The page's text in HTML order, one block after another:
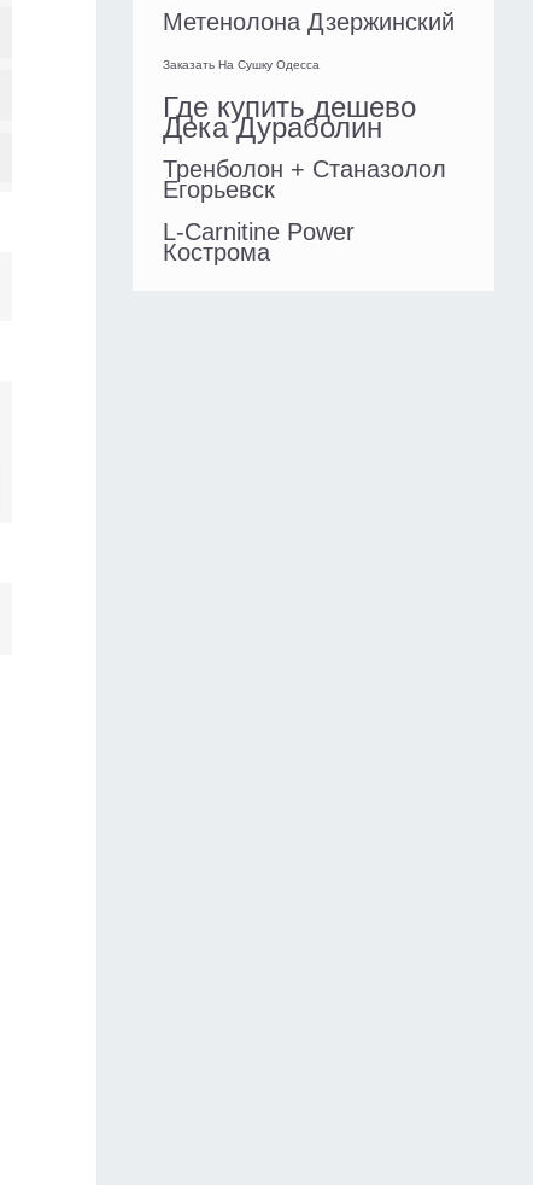
Метенолона Дзержинский
Заказать На Сушку Одесса
Где купить дешево
Дека Дураболин
Тренболон + Станазолол
Егорьевск
L-Carnitine Power
Кострома